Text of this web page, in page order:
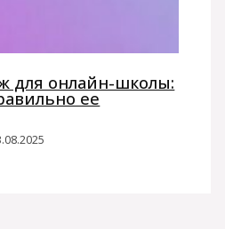
для онлайн-школы:
ее